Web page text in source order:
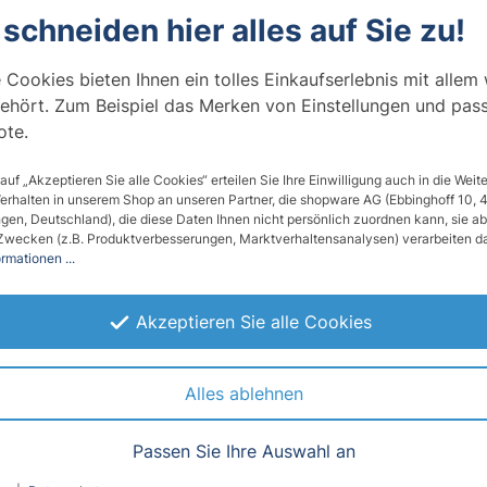
Look für Ihre
und nicht-poröse Oberfläche (Glas, Metall, Kunststoff,
machen aus unseren Möbelfolien ein essentielles
Krankenhäuser und vieles mehr. Darüber hinaus
und viele ebenso als schwer entflammbar
unbegrenz Kreativität bei geringen Kosten erlaubt.
herkömmlichen Renovierung.
und Kanten
Gelbfärbung und andere Veränderungen im Aussehen.
Schimmelbildung und Fleckenbildung.
hier alles auf Sie zu!
Cookies bieten Ihnen ein tolles Einkaufserlebnis mit allem
Zum Beispiel das Merken von Einstellungen und
„Akzeptieren Sie alle Cookies“ erteilen Sie Ihre Einwilligung auch in die
in unserem Shop an unseren Partner, die shopware AG (Ebbinghoff 10,
Deutschland), die diese Daten Ihnen nicht persönlich zuordnen kann, sie
(z.B. Produktverbesserungen, Marktverhaltensanalysen) verarbeiten
...
Akzeptieren Sie alle Cookies
Alles ablehnen
Passen Sie Ihre Auswahl an